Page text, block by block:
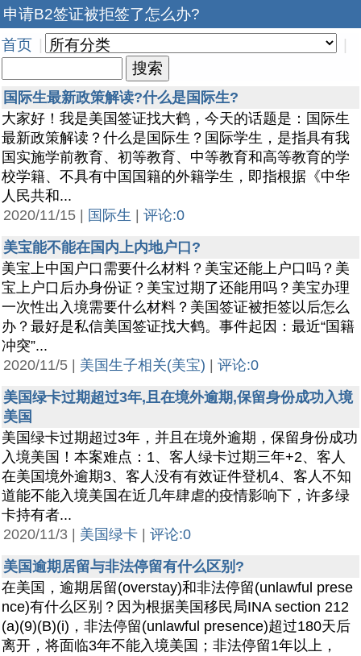
申请B2签证被拒签了怎么办?
首页
国际生最新政策解读?什么是国际生?
大家好！我是美国签证找大鹤，今天的话题是：国际生
最新政策解读？什么是国际生？国际学生，是指具有我
国实施学前教育、初等教育、中等教育和高等教育的学
校学籍、不具有中国国籍的外籍学生，即指根据《中华
人民共和...
2020/11/15 |
国际生
评论:0
美宝能不能在国内上内地户口?
美宝上中国户口需要什么材料？美宝还能上户口吗？美
宝上户口后办身份证？美宝过期了还能用吗？美宝办理
一次性出入境需要什么材料？美国签证被拒签以后怎么
办？最好是私信美国签证找大鹤。事件起因：最近“国籍
冲突”...
2020/11/5 | 美国生子相关(美宝)
评论:0
美国绿卡过期超过3年,且在境外逾期,保留身份成功入境
美国
美国绿卡过期超过3年，并且在境外逾期，保留身份成功
入境美国！本案难点：1、客人绿卡过期三年+2、客人
在美国境外逾期3、客人没有有效证件登机4、客人不知
道能不能入境美国在近几年肆虐的疫情影响下，许多绿
卡持有者...
2020/11/3 | 美国绿卡
评论:0
美国逾期居留与非法停留有什么区别?
在美国，逾期居留(overstay)和非法停留(unlawful prese
nce)有什么区别？因为根据美国移民局INA section 212
(a)(9)(B)(i)，非法停留(unlawful presence)超过180天后
离开，将面临3年不能入境美国；非法停留1年以上，